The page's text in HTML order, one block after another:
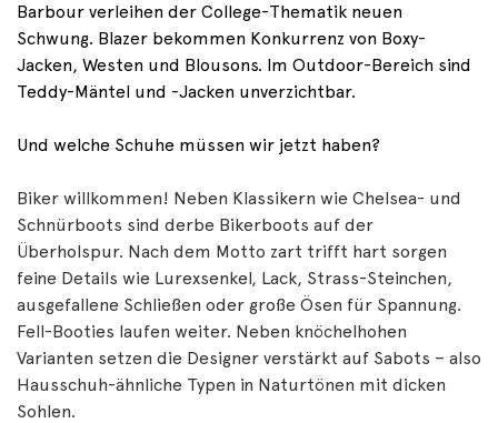
Barbour verleihen der College-Thematik neuen
Schwung. Blazer bekommen Konkurrenz von Boxy-
Jacken, Westen und Blousons. Im Outdoor-Bereich sind
Teddy-Mäntel und -Jacken unverzichtbar.
Und welche Schuhe müssen wir jetzt haben?
Biker willkommen! Neben Klassikern wie Chelsea- und
Schnürboots sind derbe Bikerboots auf der
Überholspur. Nach dem Motto zart trifft hart sorgen
feine Details wie Lurexsenkel, Lack, Strass-Steinchen,
ausgefallene Schließen oder große Ösen für Spannung.
Fell-Booties laufen weiter. Neben knöchelhohen
Varianten setzen die Designer verstärkt auf Sabots – also
Hausschuh-ähnliche Typen in Naturtönen mit dicken
Sohlen.